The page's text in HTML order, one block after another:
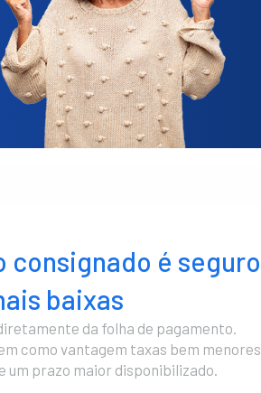
consignado é seguro
baixas
da folha de pagamento.
como vantagem taxas bem menores.
um prazo maior disponibilizado.